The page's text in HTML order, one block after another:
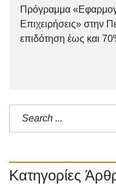
Πρόγραμμα
Επιχειρήσεις» στην
επιδότηση έως και
Κατηγορίες